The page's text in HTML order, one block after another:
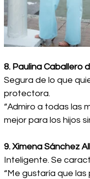
8. Paulina Caballero
Segura de lo que
protectora.
“Admiro a todas las
mejor para los hijos
9. Ximena Sánchez
Inteligente. Se
“Me gustaría que